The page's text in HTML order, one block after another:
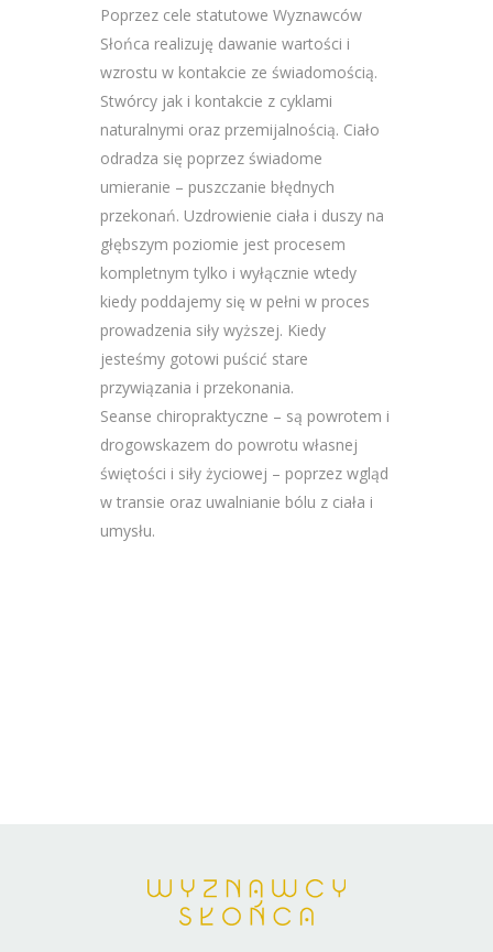
Poprzez cele statutowe Wyznawców
Słońca realizuję dawanie wartości i
wzrostu w kontakcie ze świadomością.
Stwórcy jak i kontakcie z cyklami
naturalnymi oraz przemijalnością. Ciało
odradza się poprzez świadome
umieranie – puszczanie błędnych
przekonań. Uzdrowienie ciała i duszy na
głębszym poziomie jest procesem
kompletnym tylko i wyłącznie wtedy
kiedy poddajemy się w pełni w proces
prowadzenia siły wyższej. Kiedy
jesteśmy gotowi puścić stare
przywiązania i przekonania.
Seanse chiropraktyczne – są powrotem i
drogowskazem do powrotu własnej
świętości i siły życiowej – poprzez wgląd
w transie oraz uwalnianie bólu z ciała i
umysłu.